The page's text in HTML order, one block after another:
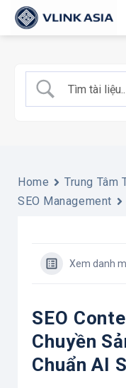
qua
dung
Home Trung Tâm
SEO Management
Xem danh
SEO
Chuyền
Chuẩn AI